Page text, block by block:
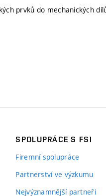
prvků do mechanických
SPOLUPRÁCE S FSI
Firemní spolupráce
Partnerství ve výzkumu
Nejvýznamnější partneři